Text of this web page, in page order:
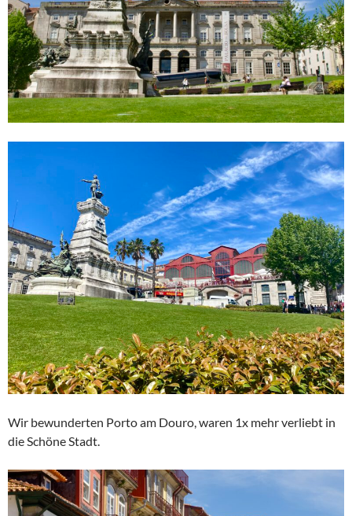
Wir bewunderten Porto am Douro, waren 1x mehr verliebt in
die Schöne Stadt.